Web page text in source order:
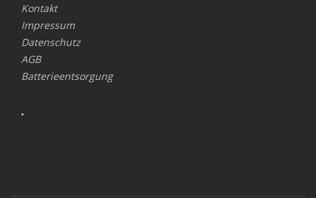
Kontakt
Impressum
Datenschutz
AGB
Batterieentsorgung
.